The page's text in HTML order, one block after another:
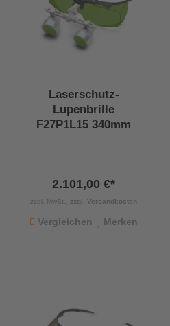
Laserschutz-
Lupenbrille
F27P1L15 340mm
2.101,00 €*
zzgl. MwSt., zzgl. Versandkosten
Vergleichen Merken